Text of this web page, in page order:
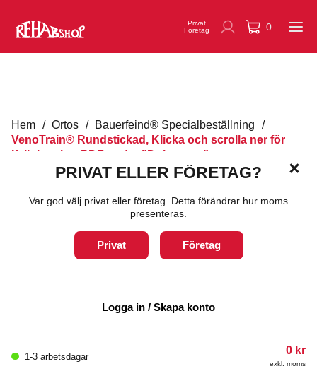
0
Privat
Företag
Hem / Ortos / Bauerfeind® Specialbeställning
/
VenoTrain® Rundstickad, Klicka och scrolla ner för
Ifyllningsbar PDF under ”Dokument”
VenoTrain® Rundstickad,
Klicka och scrolla ner för
"Dokument"
1-3 arbetsdagar
0 kr
exkl. moms
PRIVAT ELLER FÖRETAG?
Var god välj privat eller företag. Detta förändrar hur moms
presenteras.
Privat Företag
Logga in / Skapa konto